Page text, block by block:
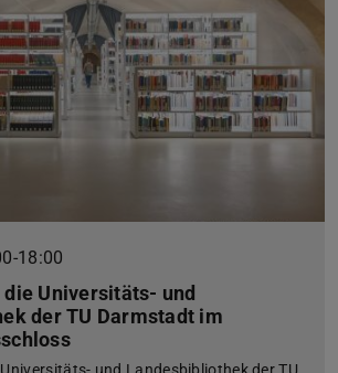
18:00
die Universitäts- und
der TU Darmstadt im
und Landesbibliothek der TU